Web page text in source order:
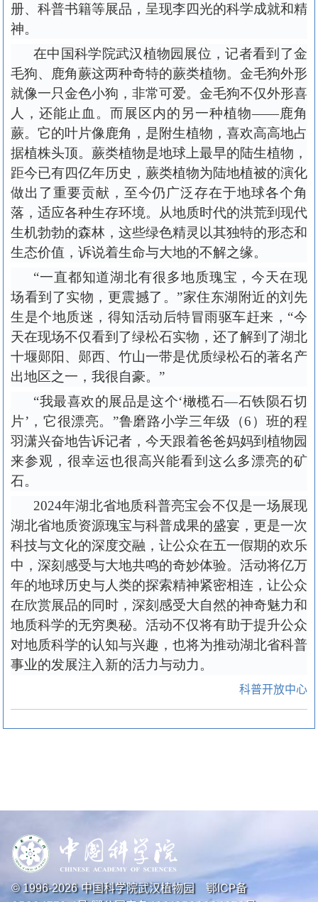
册、科普书籍等展品，呈现李四光的科学成就和精
神。
在中国科学院武汉植物园展位，记者看到了金
毛狗、鹿角蕨这两种奇特的蕨类植物。金毛狗外形
就像一只金色小狗，非常可爱。金毛狗不仅外形喜
人，还能止血。而展区内的另一种植物——鹿角
蕨。它的叶片像鹿角，是附生植物，喜欢高高地占
据植株头顶。蕨类植物是地球上最早的陆生植物，
距今已有四亿年历史，蕨类植物为陆地植被的演化
做出了重要贡献，至今仍广泛存在于地球各个角
落，适应各种生存环境。从地质时代的洪荒到现代
生机勃勃的森林，这些绿色精灵以其独特的形态和
生态价值，诉说着生命与大地的不解之缘。
“一直都知道湖北有很多地质瑰宝，今天在现
场看到了实物，更震撼了。”家住东湖附近的刘先
生是个地质迷，得知活动后特冒雨驱车赶来，“今
天在现场不仅看到了绿松石实物，还了解到了湖北
十堰郧阳、郧西、竹山一带是优质绿松石的著名产
出地区之一，我很自豪。”
“我最喜欢的展品是这个‘橄榄石—石铁陨石切
片’，它很漂亮。”鲁磨路小学三年级（6）班的程
羽潇兴奋地告诉记者，今天跟着爸爸妈妈到植物园
来参观，很幸运也很高兴能看到这么多漂亮的矿
石。
2024年湖北省地质科普亮宝会不仅是一场展现
湖北省地质资源瑰宝与科普成果的盛宴，更是一次
科技与文化的深度交融，让公众在五一假期的欢乐
中，深刻感受与大地共鸣的奇妙体验。活动将亿万
年的地球历史与人类的探索精神紧密相连，让公众
在欣赏展品的同时，深刻感受大自然的神奇魅力和
地质科学的无穷奥秘。活动不仅将有助于提升公众
对地质科学的认知与兴趣，也将为推动湖北省科普
事业的发展注入新的活力与动力。
科普开放中心
© 1996-2026中国科学院武汉植物园 鄂ICP备